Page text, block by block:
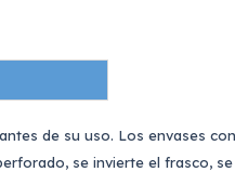
de su uso. Los envases
se invierte el frasco,